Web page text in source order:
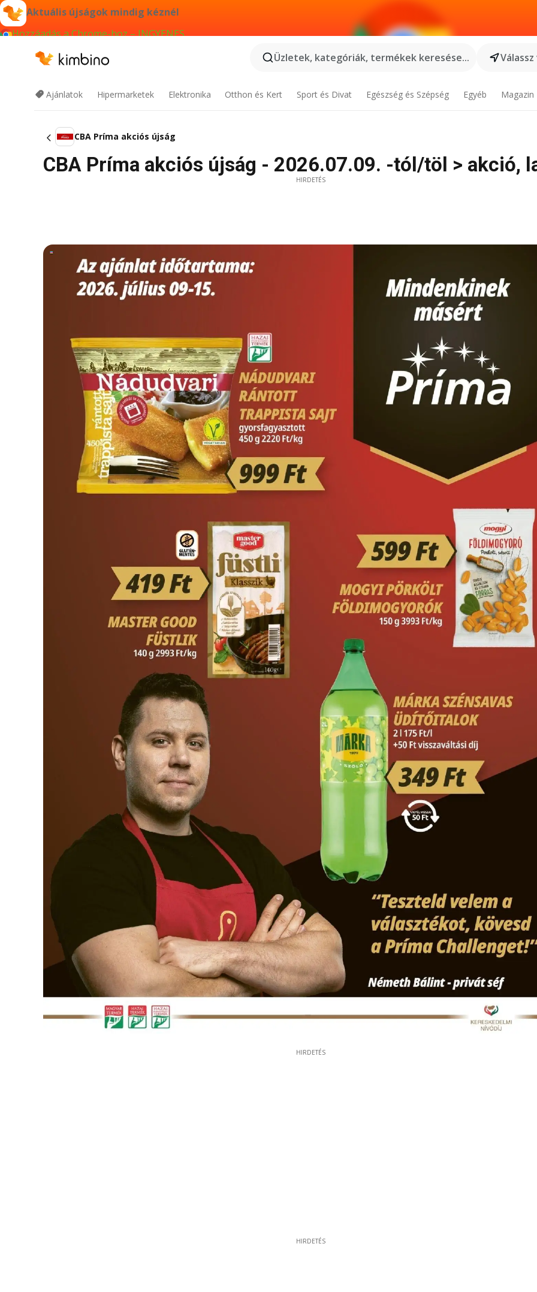
Aktuális újságok mindig kéznél
Hozzáadás a Chrome-hoz – INGYENES
Üzletek, kategóriák, termékek keresése...
Ajánlatok Hipermarketek Elektronika Otthon és Kert Sport és Divat Egészség és Szépség Egyéb Magazin
CBA Príma akciós újság
CBA Príma akciós újság - 2026.07.09. -tól/töl > akció,
HIRDETÉS
HIRDETÉS
HIRDETÉS